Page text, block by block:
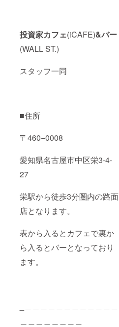
投資家カフェ(iCAFE)&バー
(WALL ST.)
スタッフ一同
■住所
〒460−0008
愛知県名古屋市中区栄3-4-
27
栄駅から徒歩3分圏内の路面
店となります。
表から入るとカフェで裏か
ら入るとバーとなっており
ます。